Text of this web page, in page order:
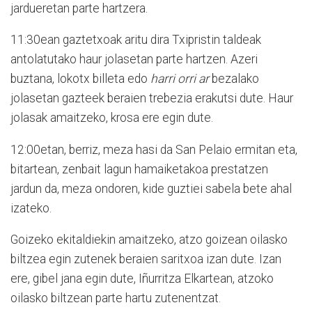
jardueretan parte hartzera.
11:30ean gaztetxoak aritu dira Txipristin taldeak
antolatutako haur jolasetan parte hartzen. Azeri
buztana, lokotx billeta edo harri orri arbezalako
jolasetan gazteek beraien trebezia erakutsi dute. Haur
jolasak amaitzeko, krosa ere egin dute.
12:00etan, berriz, meza hasi da San Pelaio ermitan eta,
bitartean, zenbait lagun hamaiketakoa prestatzen
jardun da, meza ondoren, kide guztiei sabela bete ahal
izateko.
Goizeko ekitaldiekin amaitzeko, atzo goizean oilasko
biltzea egin zutenek beraien saritxoa izan dute. Izan
ere, gibel jana egin dute, Iñurritza Elkartean, atzoko
oilasko biltzean parte hartu zutenentzat.